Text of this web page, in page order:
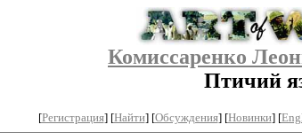
Комиссаренко
Птичий
[Регистрация] [Найти] [Обсуждения] [Новинки] [